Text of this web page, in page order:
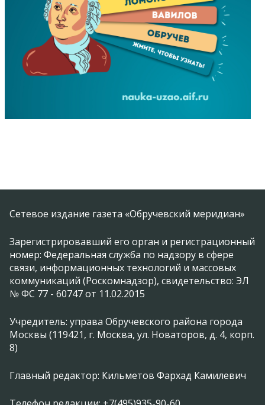
Сетевое издание газета «Обручевский меридиан»
Зарегистрировавший его орган и регистрационный
номер: Федеральная служба по надзору в сфере
связи, информационных технологий и массовых
коммуникаций (Роскомнадзор), свидетельство: ЭЛ
№ ФС 77 - 60747 от 11.02.2015
Учредитель: управа Обручевского района города
Москвы (119421, г. Москва, ул. Новаторов, д. 4, корп.
8)
Главный редактор: Кильметов Фархад Камилевич